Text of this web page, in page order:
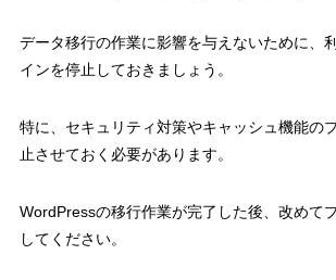
データ移行の作業に影響を与えないために、
インを停止しておきましょう。
特に、セキュリティ対策やキャッシュ機能の
止させておく必要があります。
WordPressの移行作業が完了した後、改めて
してください。